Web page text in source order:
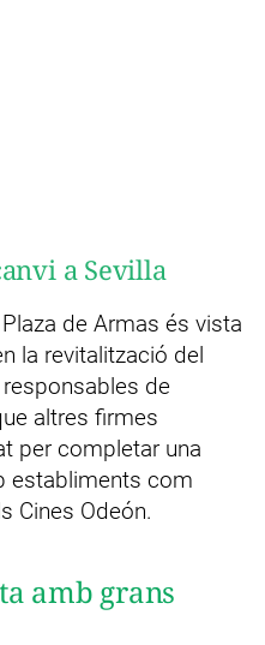
a Sevilla
de Armas és vista
la revitalització del
de
altres firmes
per completar una
establiments com
Cines Odeón.
amb grans